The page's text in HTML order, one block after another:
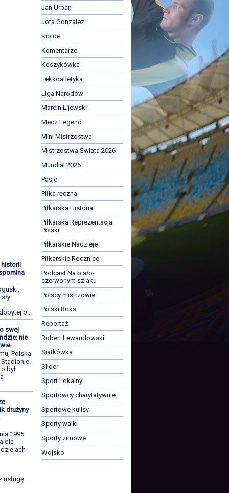
b...
swej
nie
Polska
Stadionie
był
drużyny
1995
dla
usługę
Jan Urban
Jota Gonzalez
Kibice
Komentarze
Koszykówka
Lekkoatletyka
Liga Narodów
Marcin Lijewski
Mecz Legend
Mini Mistrzostwa
Mistrzostwa Świata 2026
Mundial 2026
Pasje
Piłka ręczna
Piłkarska Historia
Piłkarska Reprezentacja
Polski
Piłkarskie Nadzieje
Piłkarskie Rocznice
Podcast Na biało-
czerwonym szlaku
Polscy mistrzowie
Polski Boks
Reportaż
Robert Lewandowski
Siatkówka
Slider
Sport Lokalny
Sportowcy charytatywnie
Sportowe kulisy
Sporty walki
Sporty zimowe
Wojsko